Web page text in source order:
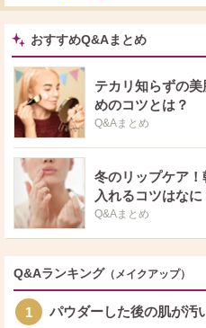
おすすめQ&Aまとめ
テカリ知らずの
めのコツとは？
Q&Aまとめ
冬のリップケア
入れるコツはなに
Q&Aまとめ
Q&Aランキング （メイクアップ）
1 パウダーした後の肌が汚